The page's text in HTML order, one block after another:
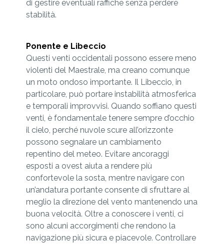
di gestire eventuali raffiche senza perdere
stabilità.
Ponente e Libeccio
Questi venti occidentali possono essere meno
violenti del Maestrale, ma creano comunque
un moto ondoso importante. Il Libeccio, in
particolare, può portare instabilità atmosferica
e temporali improvvisi. Quando soffiano questi
venti, è fondamentale tenere sempre d’occhio
il cielo, perché nuvole scure all’orizzonte
possono segnalare un cambiamento
repentino del meteo. Evitare ancoraggi
esposti a ovest aiuta a rendere più
confortevole la sosta, mentre navigare con
un’andatura portante consente di sfruttare al
meglio la direzione del vento mantenendo una
buona velocità. Oltre a conoscere i venti, ci
sono alcuni accorgimenti che rendono la
navigazione più sicura e piacevole. Controllare